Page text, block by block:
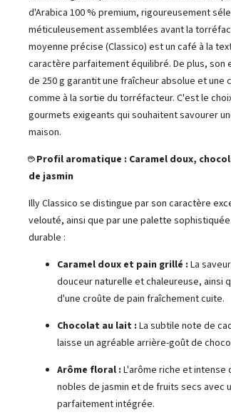
d'Arabica 100 % premium, rigoureusement
méticuleusement assemblées avant la
moyenne précise (Classico) est un café à la
caractère parfaitement équilibré. De plus, son
de 250 g garantit une fraîcheur absolue et
comme à la sortie du torréfacteur. C'est le
gourmets exigeants qui souhaitent savourer
maison.
☕ Profil aromatique : Caramel doux,
de jasmin
Illy Classico se distingue par son caractère
velouté, ainsi que par une palette
durable :
Caramel doux et pain grillé : La
douceur naturelle et chaleureuse, ainsi
d'une croûte de pain fraîchement cuite.
Chocolat au lait : La subtile note de
laisse un agréable arrière-goût de
Arôme floral : L'arôme riche et
nobles de jasmin et de fruits secs avec
parfaitement intégrée.